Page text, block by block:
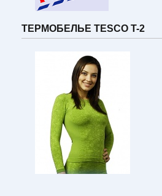
ТЕРМОБЕЛЬЕ TESCO T-2